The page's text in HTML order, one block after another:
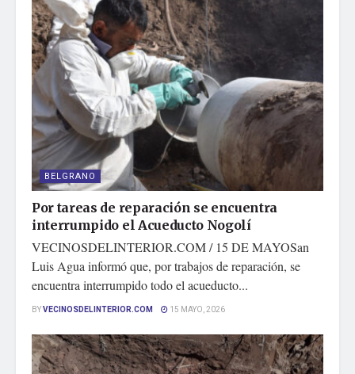
BELGRANO
Por tareas de reparación se encuentra
interrumpido el Acueducto Nogolí
VECINOSDELINTERIOR.COM / 15 DE MAYOSan
Luis Agua informó que, por trabajos de reparación, se
encuentra interrumpido todo el acueducto...
BYVECINOSDELINTERIOR.COM 15 MAYO, 2026